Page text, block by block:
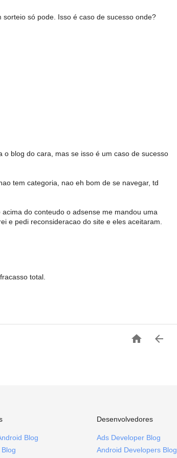
só pode. Isso é caso de sucesso onde?
o blog do cara, mas se isso é um caso de sucesso
tem categoria, nao eh bom de se navegar, td
do conteudo o adsense me mandou uma
e pedi reconsideracao do site e eles aceitaram.
total.
 
Blog
Desenvolvedores
Ads Developer Blog
Android Developers Blog